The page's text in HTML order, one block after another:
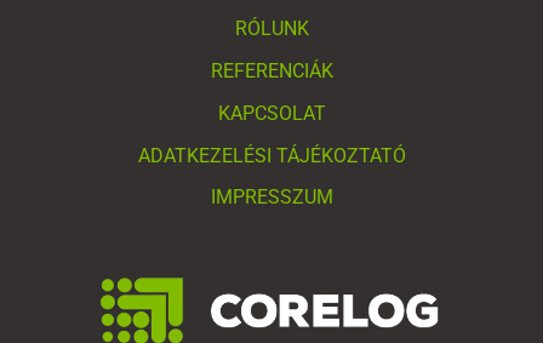
RÓLUNK
REFERENCIÁK
KAPCSOLAT
ADATKEZELÉSI TÁJÉKOZTATÓ
IMPRESSZUM